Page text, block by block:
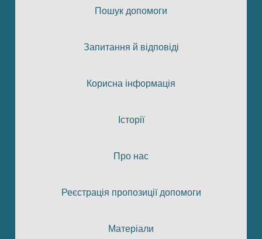
Пошук допомоги
Запитання й відповіді
Корисна інформація
Історії
Про нас
Реєстрація пропозиції допомоги
Матеріали